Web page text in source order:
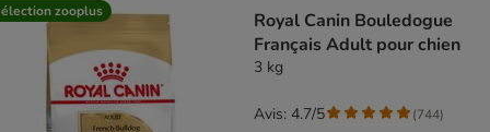
zooplus
Royal Canin Bouledogue
Français Adult pour chien
3 kg
Avis: 4.7/5 (744)